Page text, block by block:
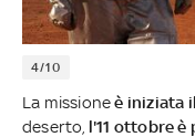
4/10
La missioneè iniziata
deserto, l'11 ottobre